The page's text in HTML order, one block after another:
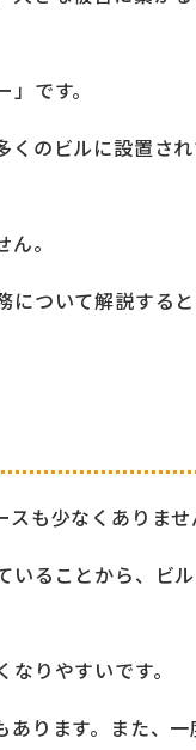
です。
くのビルに設置さ
。
について解説する
スも少なくありま
いることから、ビ
りやすいです。
あります。また、